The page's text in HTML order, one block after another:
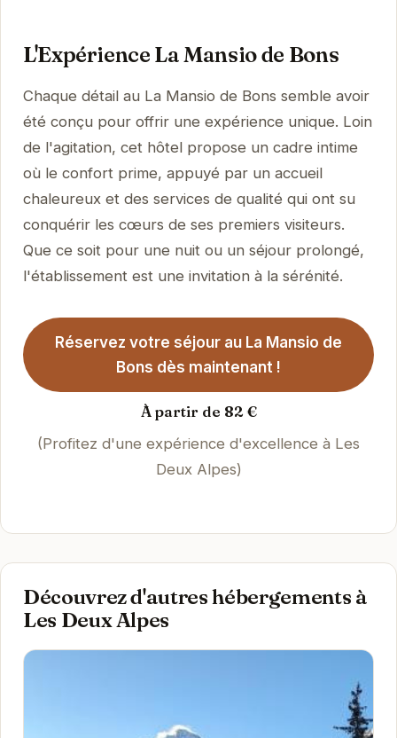
L'Expérience La Mansio de Bons
Chaque détail au La Mansio de Bons semble avoir
été conçu pour offrir une expérience unique. Loin
de l'agitation, cet hôtel propose un cadre intime
où le confort prime, appuyé par un accueil
chaleureux et des services de qualité qui ont su
conquérir les cœurs de ses premiers visiteurs.
Que ce soit pour une nuit ou un séjour prolongé,
l'établissement est une invitation à la sérénité.
Réservez votre séjour au La Mansio de
Bons dès maintenant !
À partir de 82 €
(Profitez d'une expérience d'excellence à Les
Deux Alpes)
Découvrez d'autres hébergements à
Les Deux Alpes